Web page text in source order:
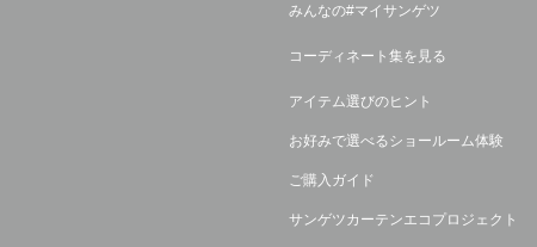
みんなの#マイサンゲツ
コーディネート集を見る
アイテム選びのヒント
お好みで選べるショールーム体験
ご購入ガイド
サンゲツカーテンエコプロジェクト